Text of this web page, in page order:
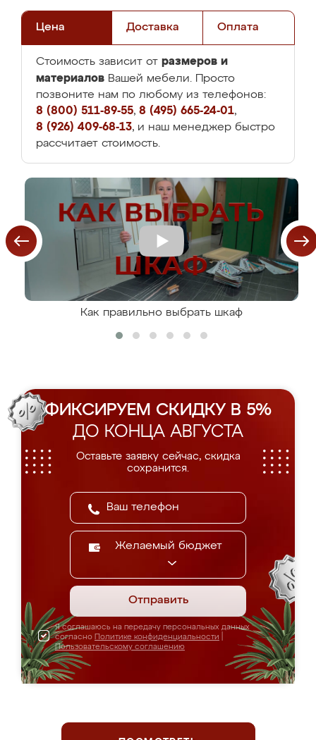
Цена Доставка Оплата
Стоимость зависит от размеров и
материалов Вашей мебели. Просто
позвоните нам по любому из телефонов:
8 (800) 511-89-55, 8 (495) 665-24-01,
8 (926) 409-68-13, и наш менеджер быстро
рассчитает стоимость.
Как правильно выбрать шкаф
ФИКСИРУЕМ СКИДКУ В 5%
ДО КОНЦА АВГУСТА
Оставьте заявку сейчас, скидка
сохранится.
Желаемый бюджет
Отправить
Я соглашаюсь на передачу персональных данных
согласно Политике конфиденциальности
Пользовательскому соглашению